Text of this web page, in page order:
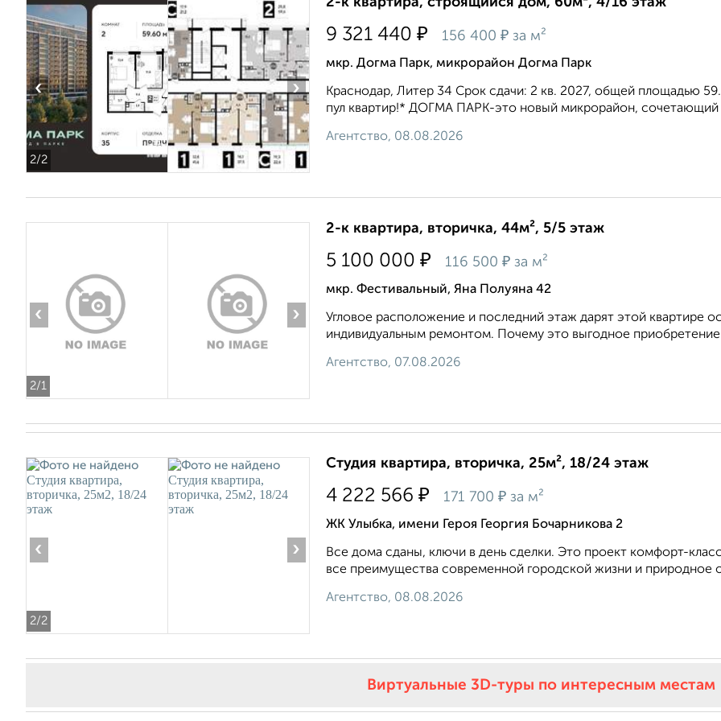
2/2
‹ ›
9 321 440 ₽ 156 400 ₽ за м²
мкр. Догма Парк, микрорайон Догма Парк
Краснодар, Литер 34 Срок сдачи: 2 кв. 2027, общей площадью
пул квартир!* ДОГМА ПАРК-это новый микрорайон, сочетающий
Агентство, 08.08.2026
2/1
‹ ›
2-к квартира, вторичка, 44м², 5/5 этаж
5 100 000 ₽ 116 500 ₽ за м²
мкр. Фестивальный, Яна Полуяна 42
Угловое расположение и последний этаж дарят этой
индивидуальным ремонтом. Почему это выгодное приобретение:
Агентство, 07.08.2026
2/2
‹ ›
Студия квартира, вторичка, 25м², 18/24 этаж
4 222 566 ₽ 171 700 ₽ за м²
ЖК Улыбка, имени Героя Георгия Бочарникова 2
Все дома сданы, ключи в день сделки. Это проект комфорт-
все преимущества современной городской жизни и природное
Агентство, 08.08.2026
Виртуальные 3D-туры по интересным местам